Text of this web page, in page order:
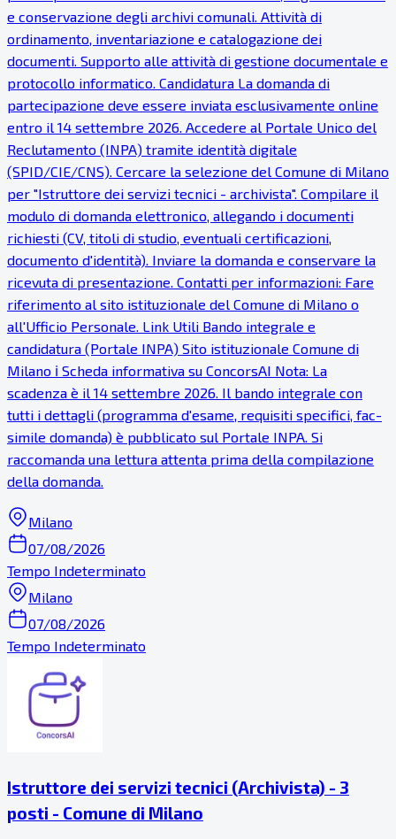
e conservazione degli archivi comunali. Attività di
ordinamento, inventariazione e catalogazione dei
documenti. Supporto alle attività di gestione documentale e
protocollo informatico. Candidatura La domanda di
partecipazione deve essere inviata esclusivamente online
entro il 14 settembre 2026. Accedere al Portale Unico del
Reclutamento (INPA) tramite identità digitale
(SPID/CIE/CNS). Cercare la selezione del Comune di Milano
per "Istruttore dei servizi tecnici - archivista". Compilare il
modulo di domanda elettronico, allegando i documenti
richiesti (CV, titoli di studio, eventuali certificazioni,
documento d'identità). Inviare la domanda e conservare la
ricevuta di presentazione. Contatti per informazioni: Fare
riferimento al sito istituzionale del Comune di Milano o
all'Ufficio Personale. Link Utili Bando integrale e
candidatura (Portale INPA) Sito istituzionale Comune di
Milano ℹ Scheda informativa su ConcorsAI Nota: La
scadenza è il 14 settembre 2026. Il bando integrale con
tutti i dettagli (programma d'esame, requisiti specifici, fac-
simile domanda) è pubblicato sul Portale INPA. Si
raccomanda una lettura attenta prima della compilazione
della domanda.
Milano
07/08/2026
Tempo Indeterminato
Milano
07/08/2026
Tempo Indeterminato
Istruttore dei servizi tecnici (Archivista) - 3
posti - Comune di Milano